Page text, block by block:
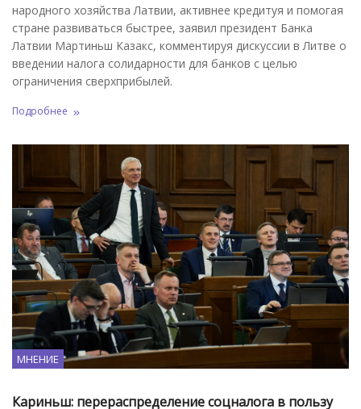
народного хозяйства Латвии, активнее кредитуя и помогая
стране развиваться быстрее, заявил президент Банка
Латвии Мартиньш Казакс, комментируя дискуссии в Литве о
введении налога солидарности для банков с целью
ограничения сверхприбылей.
Подробнее
МНЕНИЕ
Кариньш: перераспределение соцналога в пользу